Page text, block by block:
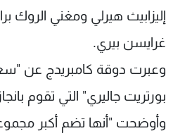
إليزابيث هيرلي ومغني الروك
غرايسن بيري.
وعبرت دوقة كامبريدج عن
بورتريت جاليري" التي تقوم
وأوضحت "أنها تضم أكبر